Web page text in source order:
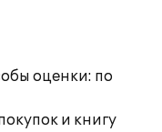
оценки: по
и книгу